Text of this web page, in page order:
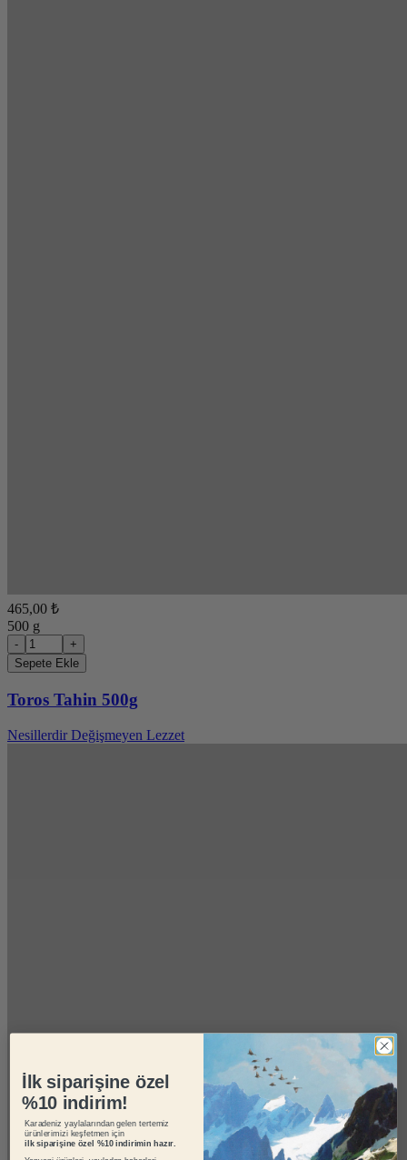
465,00 ₺
500 g
-
+
Sepete Ekle
Toros Tahin 500g
Nesillerdir Değişmeyen Lezzet
İlk siparişine özel
%10 indirim!
Karadeniz yaylalarından gelen tertemiz
ürünlerimizi keşfetmen için
ilk siparişine özel %10 indirimin hazır.